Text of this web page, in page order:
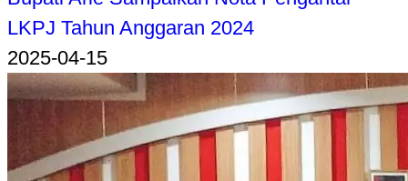
LKPJ Tahun Anggaran 2024
2025-04-15